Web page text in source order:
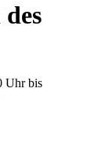
Uhr bis